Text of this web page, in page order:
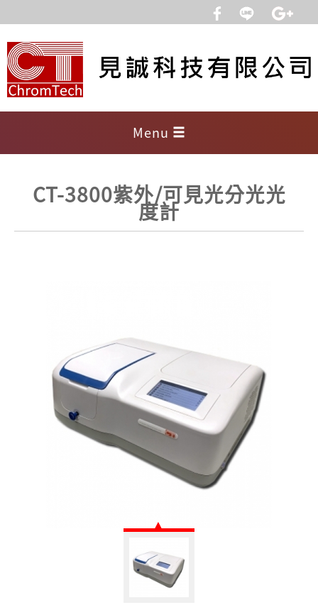
Menu
CT-3800紫外/可見光分光光
度計